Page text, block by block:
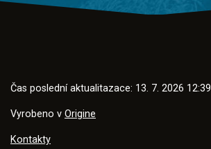
Čas poslední aktualitazace: 13. 7. 2026 12:39
Vyrobeno v Origine
Kontakty